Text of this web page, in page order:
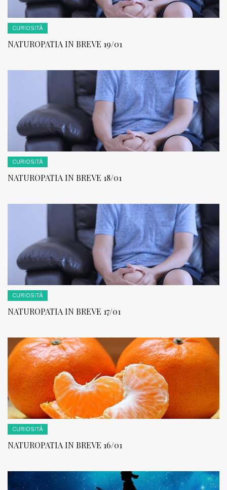
CURIOSITÀ
NATUROPATIA IN BREVE 19/01
CURIOSITÀ
NATUROPATIA IN BREVE 18/01
CURIOSITÀ
NATUROPATIA IN BREVE 17/01
CURIOSITÀ
NATUROPATIA IN BREVE 16/01